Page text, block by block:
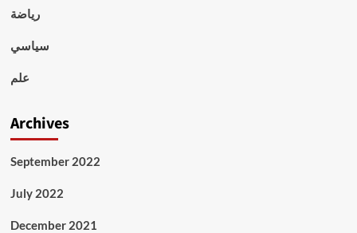
رياضة
سياسي
علم
Archives
September 2022
July 2022
December 2021